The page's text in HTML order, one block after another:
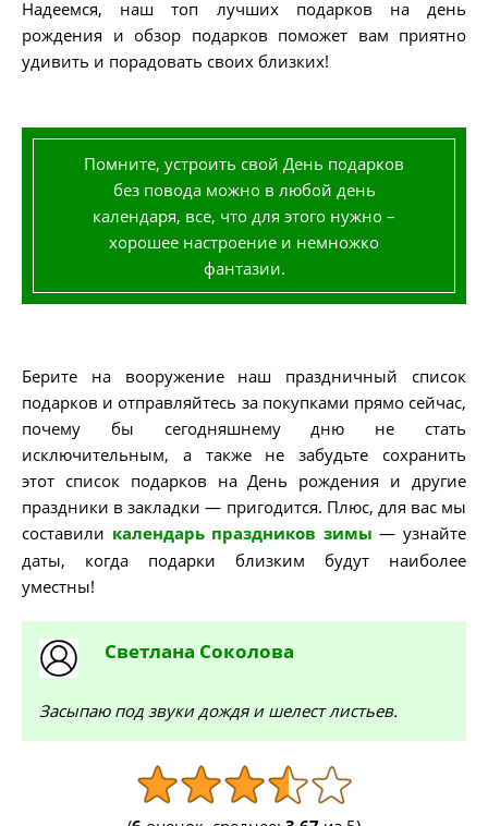
Надеемся, наш топ лучших подарков на день
рождения и обзор подарков поможет вам приятно
удивить и порадовать своих близких!
Помните, устроить свой День подарков
без повода можно в любой день
календаря, все, что для этого нужно –
хорошее настроение и немножко
фантазии.
Берите на вооружение наш праздничный список
подарков и отправляйтесь за покупками прямо сейчас,
почему бы сегодняшнему дню не стать
исключительным, а также не забудьте сохранить
этот список подарков на День рождения и другие
праздники в закладки — пригодится. Плюс, для вас мы
составили календарь праздников зимы — узнайте
даты, когда подарки близким будут наиболее
уместны!
Светлана Соколова
Засыпаю под звуки дождя и шелест листьев.